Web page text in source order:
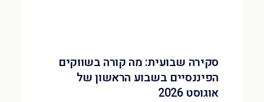
סקירה שבועית: מה קורה בשווקים
הפיננסיים בשבוע הראשון של
אוגוסט 2026